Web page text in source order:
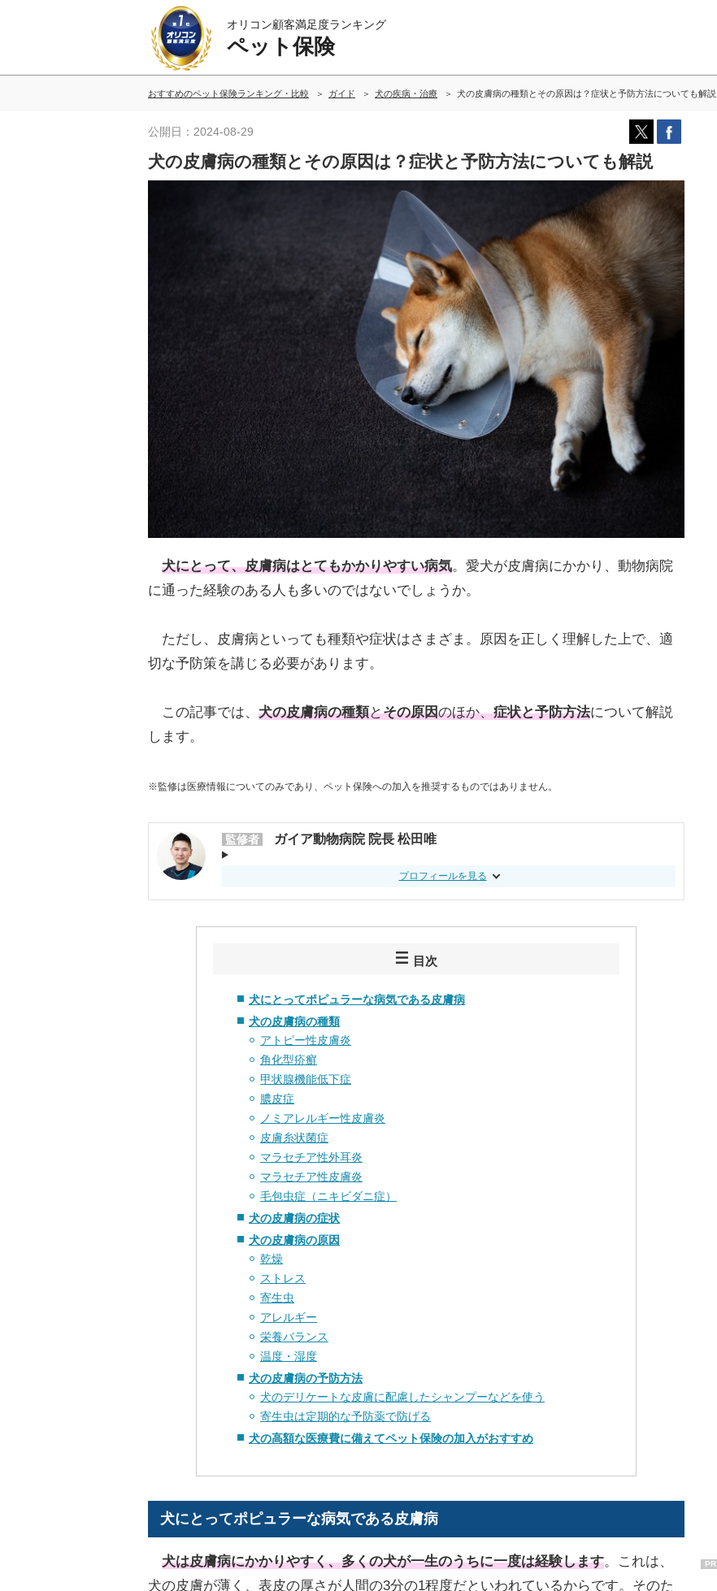
オリコン顧客満足度ランキング
ペット保険
おすすめのペット保険ランキング・比較 ガイド 犬の疾病・治療 犬の皮膚病の種類とその原因は？症状と予防方法についても解説
公開日：2024-08-29
犬の皮膚病の種類とその原因は？症状と予防方法についても解説
犬にとって、皮膚病はとてもかかりやすい病気。愛犬が皮膚病にかかり、動物病院
に通った経験のある人も多いのではないでしょうか。
ただし、皮膚病といっても種類や症状はさまざま。原因を正しく理解した上で、適
切な予防策を講じる必要があります。
この記事では、 犬の皮膚病の種類とその原因のほか、症状と予防方法について解説
します。
※監修は医療情報についてのみであり、ペット保険への加入を推奨するものではありません。
監修者 ガイア動物病院 院長 松田唯
プロフィールを見る
目次
犬にとってポピュラーな病気である皮膚病
犬の皮膚病の種類
アトピー性皮膚炎
角化型疥癬
甲状腺機能低下症
膿皮症
ノミアレルギー性皮膚炎
皮膚糸状菌症
マラセチア性外耳炎
マラセチア性皮膚炎
毛包虫症（ニキビダニ症）
犬の皮膚病の症状
犬の皮膚病の原因
乾燥
ストレス
寄生虫
アレルギー
栄養バランス
温度・湿度
犬の皮膚病の予防方法
犬のデリケートな皮膚に配慮したシャンプーなどを使う
寄生虫は定期的な予防薬で防げる
犬の高額な医療費に備えてペット保険の加入がおすすめ
犬にとってポピュラーな病気である皮膚病
犬は皮膚病にかかりやすく、多くの犬が一生のうちに一度は経験します。これは、
犬の皮膚が薄く、表皮の厚さが人間の3分の1程度だといわれているからです。そのた
PR